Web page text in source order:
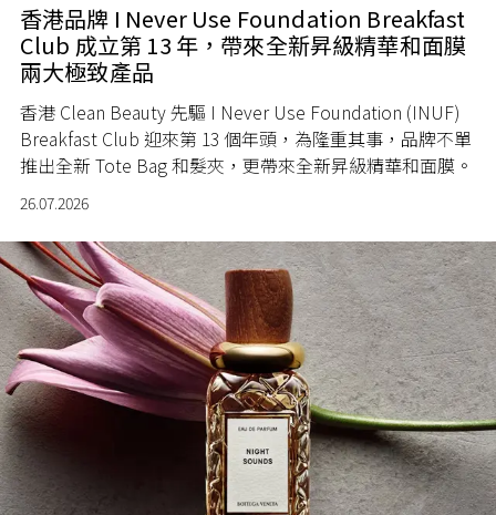
香港品牌 I Never Use Foundation Breakfast
Club 成立第 13 年，帶來全新昇級精華和面膜
兩大極致產品
香港 Clean Beauty 先驅 I Never Use Foundation (INUF)
Breakfast Club 迎來第 13 個年頭，為隆重其事，品牌不單
推出全新 Tote Bag 和髮夾，更帶來全新昇級精華和面膜。
26.07.2026